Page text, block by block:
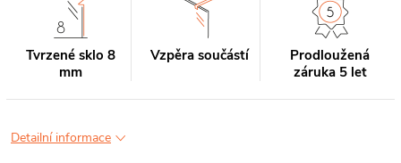
Tvrzené sklo 8
mm
Vzpěra součástí
Prodloužená
záruka 5 let
Detailní informace